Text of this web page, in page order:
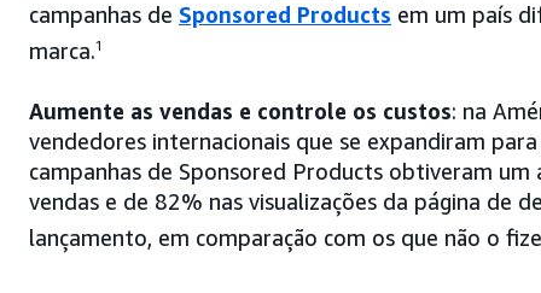
campanhas de Sponsored Products em um país
marca.1
Aumente as vendas e controle os custos: na
vendedores internacionais que se expandiram
campanhas de Sponsored Products obtiveram
vendas e de 82% nas visualizações da página de
lançamento, em comparação com os que não o